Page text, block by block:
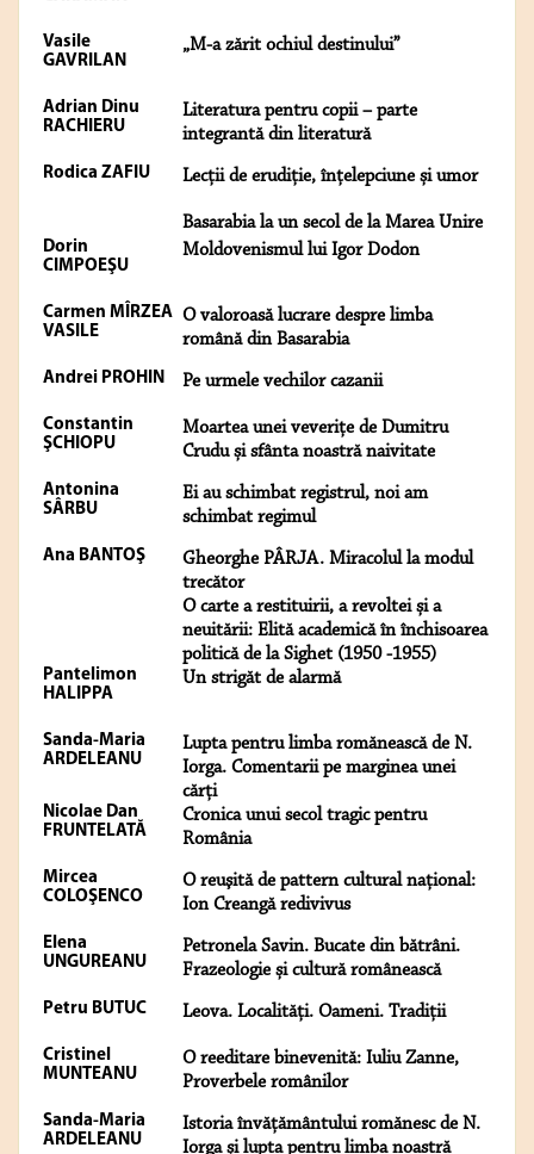
Vasile
GAVRILAN
„M-a zărit ochiul destinului”
Adrian Dinu
RACHIERU
Literatura pentru copii – parte
integrantă din literatură
Rodica ZAFIU Lecții de erudiție, înțelepciune și umor
Basarabia la un secol de la Marea Unire
Dorin
CIMPOEŞU
Moldovenismul lui Igor Dodon
Carmen MÎRZEA
VASILE
O valoroasă lucrare despre limba
română din Basarabia
Andrei PROHIN Pe urmele vechilor cazanii
Constantin
ŞCHIOPU
Moartea unei veverițe de Dumitru
Crudu și sfânta noastră naivitate
Antonina
SÂRBU
Ei au schimbat registrul, noi am
schimbat regimul
Ana BANTOŞ
Gheorghe PÂRJA. Miracolul la modul
trecător
O carte a restituirii, a revoltei și a
neuitării: Elită academică în închisoarea
politică de la Sighet (1950 -1955)
Pantelimon
HALIPPA
Un strigăt de alarmă
Sanda-Maria
ARDELEANU
Lupta pentru limba romănească de N.
Iorga. Comentarii pe marginea unei
cărți
Nicolae Dan
FRUNTELATĂ
Cronica unui secol tragic pentru
România
Mircea
COLOŞENCO
O reuşită de pattern cultural naţional:
Ion Creangă redivivus
Elena
UNGUREANU
Petronela Savin. Bucate din bătrâni.
Frazeologie și cultură românească
Petru BUTUC Leova. Localități. Oameni. Tradiții
Cristinel
MUNTEANU
O reeditare binevenită: Iuliu Zanne,
Proverbele românilor
Sanda-Maria
ARDELEANU
Istoria învățământului romănesc de N.
Iorga și lupta pentru limba noastră